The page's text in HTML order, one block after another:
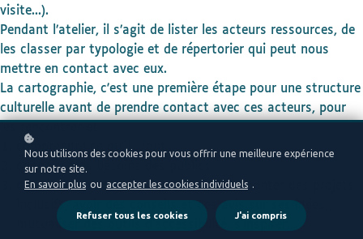
visite...).
Pendant
l’atelier, il s’agit de lister les acteurs ressources, de
les classer par typologie et de répertorier qui peut nous
mettre en contact avec eux.
La cartographie, c'est une première étape pour une structure
culturelle avant de prendre contact avec ces acteurs, pour
comprendre ce qu'ils font
connaître les besoins des publics
définir comment travailler ensemble : monter des projets
mutualiser des outils d’accessibilité, s’inspirer…
Nous utilisons des cookies pour vous offrir une meilleure expérience
sur notre site.
En savoir plus ou accepter les cookies individuels .
Refuser tous les cookies J'ai compris